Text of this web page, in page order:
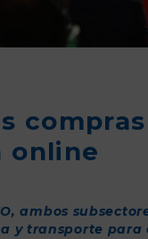
online
ambos
y transporte